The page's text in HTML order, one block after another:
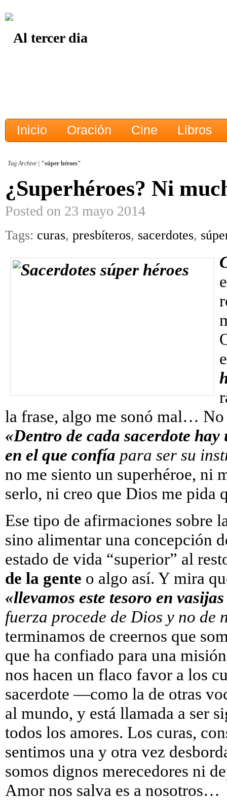
Inicio Oración Cine Libros
Tag Archive | "súper héroes"
¿Superhéroes? Ni
Posted on 23 mayo 2014
Tags: curas, presbíteros, sacerdotes,
la frase, algo me sonó mal…
«Dentro de cada sacerdote
en el que confía para ser su
no me siento un superhéroe, ni
serlo, ni creo que Dios me pida
Ese tipo de afirmaciones sobre
sino alimentar una concepción
estado de vida “superior” al
de la gente o algo así. Y mira
«llevamos este tesoro en
fuerza procede de Dios y no de
terminamos de creernos que
que ha confiado para una
nos hacen un flaco favor a los
sacerdote —como la de otras
al mundo, y está llamada a ser
todos los amores. Los curas,
sentimos una y otra vez
somos dignos merecedores ni
Amor nos salva es a nosotros…